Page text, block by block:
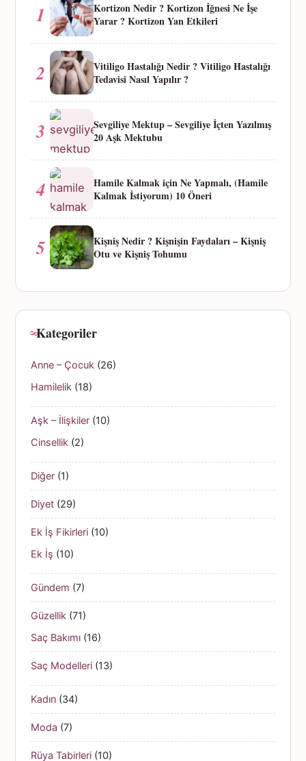
1
Kortizon Nedir ? Kortizon İğnesi Ne İşe
Yarar ? Kortizon Yan Etkileri
2
Vitiligo Hastalığı Nedir ? Vitiligo Hastalığı
Tedavisi Nasıl Yapılır ?
3
Sevgiliye Mektup – Sevgiliye İçten Yazılmış
20 Aşk Mektubu
4
Hamile Kalmak için Ne Yapmalı, (Hamile
Kalmak İstiyorum) 10 Öneri
5
Kişniş Nedir ? Kişnişin Faydaları – Kişniş
Otu ve Kişniş Tohumu
Kategoriler
Anne – Çocuk (26)
Hamilelik (18)
Aşk – İlişkiler (10)
Cinsellik (2)
Diğer (1)
Diyet (29)
Ek İş Fikirleri (10)
Ek İş (10)
Gündem (7)
Güzellik (71)
Saç Bakımı (16)
Saç Modelleri (13)
Kadın (34)
Moda (7)
Rüya Tabirleri (10)